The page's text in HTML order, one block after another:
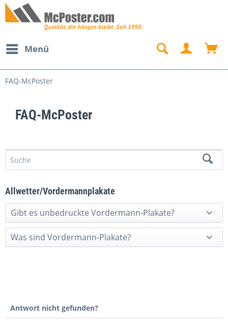
Menü
FAQ-McPoster
FAQ-McPoster
Allwetter/Vordermannplakate
Gibt es unbedruckte Vordermann-Plakate?
Was sind Vordermann-Plakate?
Antwort nicht gefunden?